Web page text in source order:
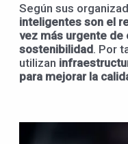
Según sus
inteligentes son el
vez más urgente de
sostenibilidad. Por
utilizan
para mejorar la